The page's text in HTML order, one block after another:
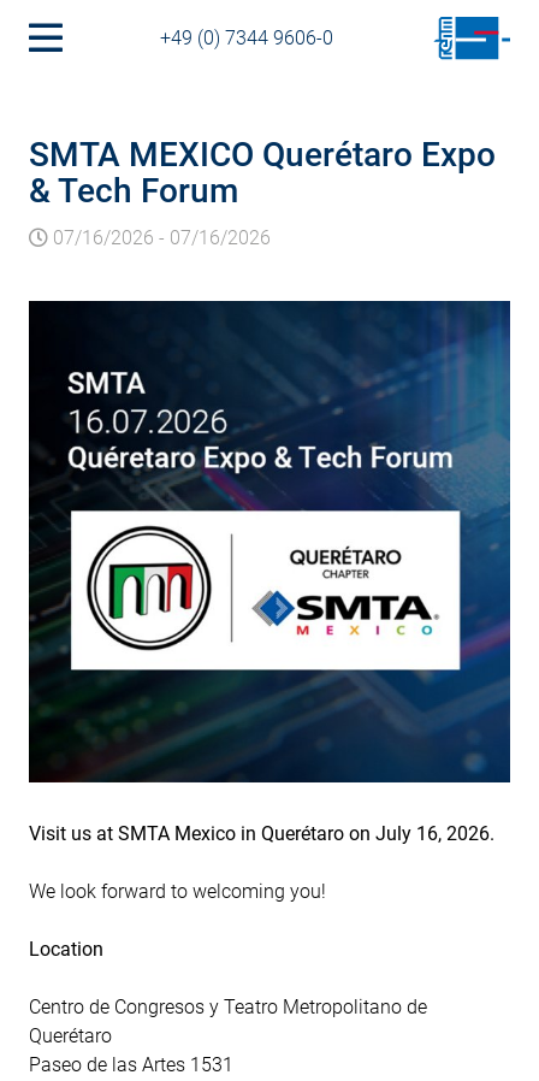
+49 (0) 7344 9606-0
SMTA MEXICO Querétaro Expo
& Tech Forum
07/16/2026 - 07/16/2026
Visit us at SMTA Mexico in Querétaro on July 16, 2026.
We look forward to welcoming you!
Location
Centro de Congresos y Teatro Metropolitano de
Querétaro
Paseo de las Artes 1531